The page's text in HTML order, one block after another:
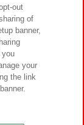
・お問い合わせ
out
of
banner,
you
your
the link